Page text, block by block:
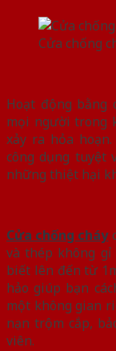
Cửa chống
Hoạt động bằng
mọi người trong
xảy ra hỏa
công dụng tuyệt
những thiệt hại
Cửa chống cháy
và thép không
biết lên đến từ
hảo giúp bạn
một không gian
nạn trộm cắp,
viên.